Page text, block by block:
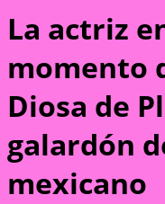
La actriz
momento
Diosa de
galardón
mexicano